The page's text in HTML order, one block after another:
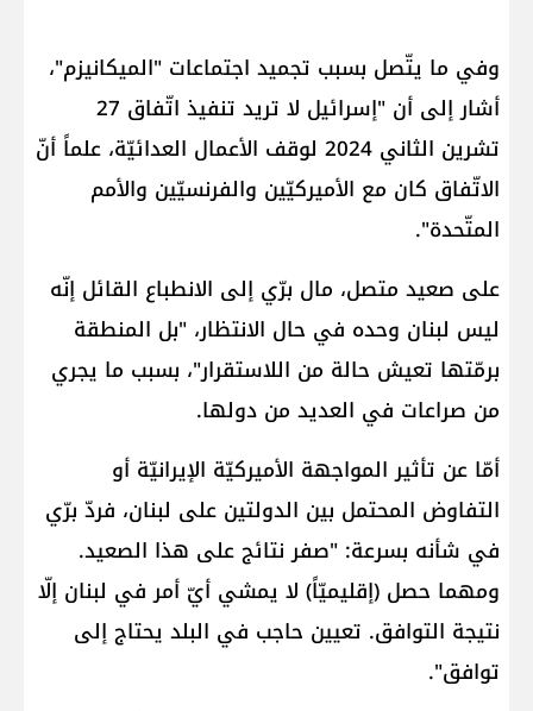
وفي ما يتّصل بسبب تجميد اجتماعات "الميكانيزم"،
أشار إلى أن "​إسرائيل​ لا تريد تنفيذ اتّفاق 27
تشرين الثاني 2024 لوقف الأعمال العدائيّة، علماً أنّ
الاتّفاق كان مع الأميركيّين والفرنسيّين والأمم
المتّحدة".
على صعيد متصل، مال برّي إلى الانطباع القائل إنّه
ليس لبنان وحده في حال الانتظار، "بل المنطقة
برمّتها تعيش حالة من اللاستقرار"، بسبب ما يجري
من صراعات في العديد من دولها.
أمّا عن تأثير المواجهة الأميركيّة الإيرانيّة أو
التفاوض المحتمل بين الدولتين على لبنان، فردّ برّي
في شأنه بسرعة: "صفر نتائج على هذا الصعيد.
ومهما حصل (إقليميّاً) لا يمشي أيّ أمر في لبنان إلّا
نتيجة التوافق. تعيين حاجب في البلد يحتاج إلى
توافق".